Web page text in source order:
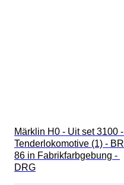
Märklin H0 - Uit set 3100 -
Tenderlokomotive (1) - BR
86 in Fabrikfarbgebung -
DRG